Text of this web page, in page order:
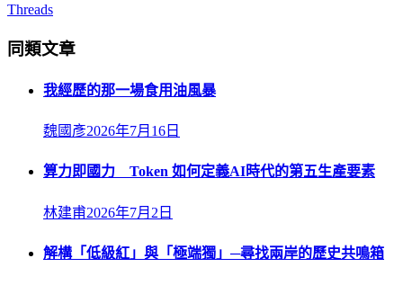
Threads
同類文章
我經歷的那一場食用油風暴
魏國彥2026年7月16日
算力即國力 Token 如何定義AI時代的第五生產要素
林建甫2026年7月2日
解構「低級紅」與「極端獨」─尋找兩岸的歷史共鳴箱